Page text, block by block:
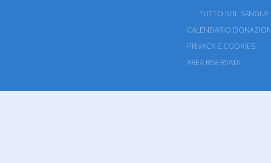
TUTTO SUL SANGUE
CALENDARIO
PRIVACY E COOKIES
AREA RISERVATA